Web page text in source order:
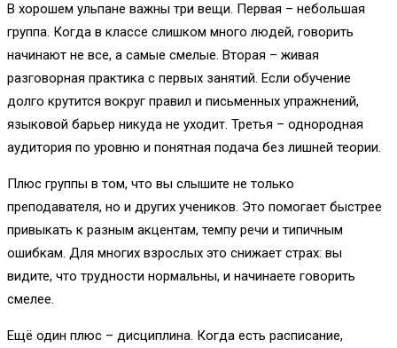
В хорошем ульпане важны три вещи. Первая – небольшая
группа. Когда в классе слишком много людей, говорить
начинают не все, а самые смелые. Вторая – живая
разговорная практика с первых занятий. Если обучение
долго крутится вокруг правил и письменных упражнений,
языковой барьер никуда не уходит. Третья – однородная
аудитория по уровню и понятная подача без лишней теории.
Плюс группы в том, что вы слышите не только
преподавателя, но и других учеников. Это помогает быстрее
привыкать к разным акцентам, темпу речи и типичным
ошибкам. Для многих взрослых это снижает страх: вы
видите, что трудности нормальны, и начинаете говорить
смелее.
Ещё один плюс – дисциплина. Когда есть расписание,